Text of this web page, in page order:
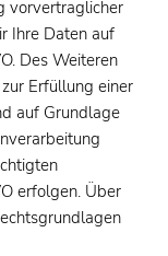
vorvertraglicher
Ihre Daten auf
Des Weiteren
Erfüllung einer
auf Grundlage
erfolgen. Über